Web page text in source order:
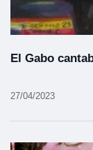
El Gabo
27/04/2023